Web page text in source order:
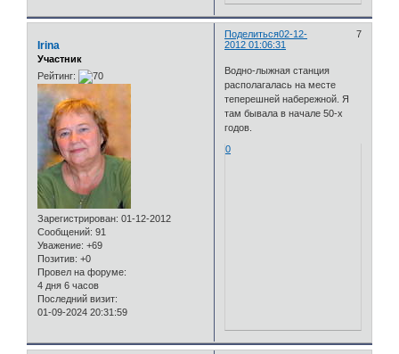
Поделиться 7
02-12-
2012 01:06:31
Irina
Участник
Рейтинг:
Зарегистрирован: 01-12-2012
Сообщений: 91
Уважение: +69
Позитив: +0
Провел на форуме:
4 дня 6 часов
Последний визит:
01-09-2024 20:31:59
Водно-лыжная станция
располагалась на месте
теперешней набережной. Я
там бывала в начале 50-х
годов.
0